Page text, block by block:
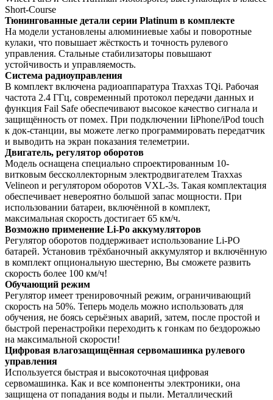
Short-Course
Тюнингованные детали серии Platinum в комплекте
На модели установлены алюминиевые хабы и поворотные
кулаки, что повышает жёсткость и точность рулевого
управления. Стальные стабилизаторы повышают
устойчивость и управляемость.
Система радиоуправления
В комплект включена радиоаппаратура Traxxas TQi. Рабочая
частота 2.4 ГГц, современный протокол передачи данных и
функция Fail Safe обеспечивают высокое качество сигнала и
защищённость от помех. При подключении IiPhone/iPod touch
к док-станции, вы можете легко программировать передатчик
и выводить на экран показания телеметрии.
Двигатель, регулятор оборотов
Модель оснащена специально спроектированным 10-
витковым бессколлекторным электродвигателем Traxxas
Velineon и регулятором оборотов VXL-3s. Такая комплектация
обеспечивает невероятно большой запас мощности. При
использовании батареи, включённой в комплект,
максимальная скорость достигает 65 км/ч.
Возможно применение Li-Po аккумуляторов
Регулятор оборотов поддерживает использование Li-PO
батарей. Установив трёхбаночный аккумулятор и включённую
в комплект опциональную шестерню, Вы сможете развить
скорость более 100 км/ч!
Обучающий режим
Регулятор имеет тренировочный режим, ограничивающий
скорость на 50%. Теперь модель можно использовать для
обучения, не боясь серьёзных аварий, затем, после простой и
быстрой перенастройки переходить к гонкам по бездорожью
на максимальной скорости!
Цифровая влагозащищённая сервомашинка рулевого
управления
Используется быстрая и высокоточная цифровая
сервомашинка. Как и все компоненты электроники, она
защищена от попадания воды и пыли. Металлический